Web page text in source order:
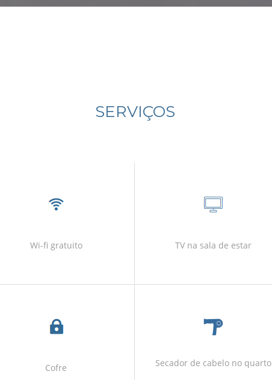
SERVIÇOS
Wi-fi gratuito TV na sala de estar
Cofre Secador de cabelo no quarto